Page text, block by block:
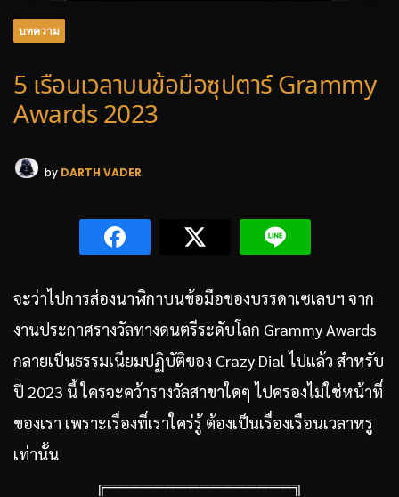
บทความ
5 เรือนเวลาบนข้อมือซุปตาร์ Grammy
Awards 2023
by DARTH VADER
จะว่าไปการส่องนาฬิกาบนข้อมือของบรรดาเซเลบฯ จาก
งานประกาศรางวัลทางดนตรีระดับโลก Grammy Awards
กลายเป็นธรรมเนียมปฏิบัติของ Crazy Dial ไปแล้ว สำหรับ
ปี 2023 นี้ ใครจะคว้ารางวัลสาขาใดๆ ไปครองไม่ใช่หน้าที่
ของเรา เพราะเรื่องที่เราใคร่รู้ ต้องเป็นเรื่องเรือนเวลาหรู
เท่านั้น
╔════════════════╗